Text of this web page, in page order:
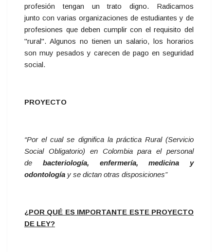
profesión tengan un trato digno. Radicamos
junto con varias organizaciones de estudiantes y de
profesiones que deben cumplir con el requisito del
"rural". Algunos no tienen un salario, los horarios
son muy pesados y carecen de pago en seguridad
social.
PROYECTO
“Por el cual se dignifica la práctica Rural (Servicio
Social Obligatorio) en Colombia para el personal
de bacteriología, enfermería, medicina y
odontología y se dictan otras disposiciones”
¿POR QUÉ ES IMPORTANTE ESTE PROYECTO
DE LEY?